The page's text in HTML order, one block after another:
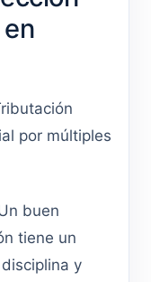
por múltiples
buen
tiene un
y